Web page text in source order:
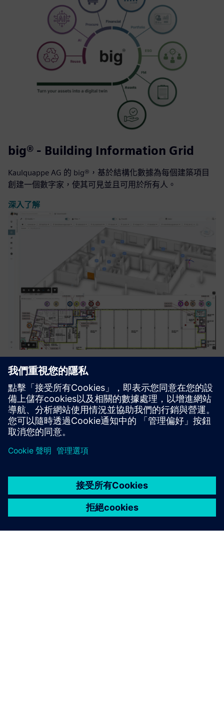
big® - Building Information Grid
Kaulquappe AG 的 big®，基於結構化數據為每個建築項目
創建一個數字家，使其可見並且可用於所有人。
深入了解
Fire event matrix powered by big®
big® 將消防矩陣資料整合到基於 BIM 的 CDE 中，實現實時
協作、虛擬測試和優化消防安全規劃。
深入了解